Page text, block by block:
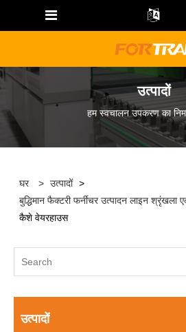
उत्पादों
हम स्वचालन उपकरण का
घर > उत्पादों >
बुद्धिमान फैक्टरी फर्नीचर उत्पादन लाइन श्रृंखला
कैशे वेयरहाउस
उत्पादों